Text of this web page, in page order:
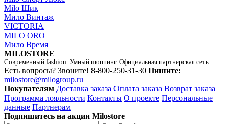
Milo Шик
Мило Винтаж
VICTORIA
MILO ORO
Мило Время
MILOSTORE
Современный fashion. Умный шоппинг. Официальная партнерская сеть.
Есть вопросы? Звоните! 8-800-250-31-30 Пишите:
milostore@milogroup.ru
Покупателям Доставка заказа Оплата заказа Возврат заказа
Программа лояльности Контакты О проекте Персональные
данные Партнерам
Подпишитесь на акции Milostore